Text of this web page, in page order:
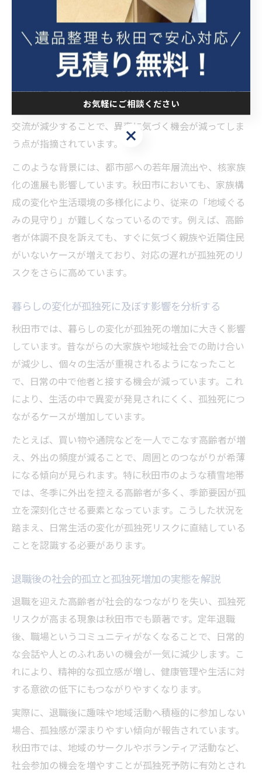
孤独死リスクを高める高齢化社会の課題を整理
秋田県秋田市では、急速な高齢化が進む中で孤独死のリ
スクが大きな社会課題となっています。高齢者世帯の増
加や、独居高齢者の割合が高まることで、見守りや支援
の手が届きにくくなっているのが現状です。特に、近所
づきあいや地域コミュニティの希薄化が進み、日常的な
交流が減少することで、異変に気づく機会が減ってしま
う点が指摘されています。
このような背景には、都市部への若年層流出や、核家族
化の進展も影響しています。秋田市においても、家族構
成の変化や生活環境の多様化により、従来の「地域ぐる
みの見守り」が難しくなっているのです。例えば、高齢
者が体調不良を訴えても、すぐに気づく親族や近隣住民
がいないケースが増えており、対応の遅れが孤独死のリ
スクをさらに高めています。
暮らしの変化が孤独死に及ぼす影響を分析する
秋田市では、暮らしの変化が孤独死の増加に大きく影響
しています。昔ながらの大家族や地域社会での助け合い
が減少し、個々の生活が重視されるようになったこと
で、日常の中で他者と接する機会が減っています。これ
により、生活の中で異変が発見されにくく、孤独死につ
ながるケースが増加しています。
たとえば、買い物や通院などを一人でこなす高齢者が増
え、外出の頻度が減ることで、周囲とのつながりが希薄
になる傾向が見られます。特に秋田市のような積雪地帯
では、冬季に外出を控える高齢者が多く、季節要因が孤
立を深刻化させる要素となっています。こうした状況を
踏まえ、日常生活の変化が孤独死リスクに直結している
ことを認識する必要があります。
退職後の社会的孤立と孤独死増加の実態を解説
退職を迎えた高齢者が社会的なつながりを失い、孤独死
リスクが高まる現象は秋田市でも顕著です。定年退職
後、職場というコミュニティがなくなることで、日常的
な会話や人とのふれあいの機会が一気に減少します。こ
れにより、精神的な孤立感が増し、健康管理や生活に対
する意欲の低下にもつながりやすくなります。
実際に、退職後に趣味や地域活動へ積極的に参加しない
場合、孤独感が深まりやすい傾向が報告されています。
秋田市では、地域のサークルやボランティア活動など、
社会参加の機会を増やすことが孤独死予防に有効とされ
お気軽にご相談ください
お気軽にご相談ください